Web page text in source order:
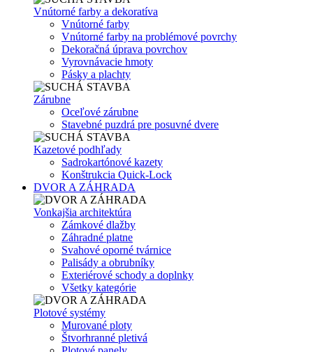
Vnútorné farby a dekoratíva
Vnútorné farby
Vnútorné farby na problémové povrchy
Dekoračná úprava povrchov
Vyrovnávacie hmoty
Pásky a plachty
Zárubne
Oceľové zárubne
Stavebné puzdrá pre posuvné dvere
Kazetové podhľady
Sadrokartónové kazety
Konštrukcia Quick-Lock
DVOR A ZÁHRADA
Vonkajšia architektúra
Zámkové dlažby
Záhradné platne
Svahové oporné tvárnice
Palisády a obrubníky
Exteriérové schody a doplnky
Všetky kategórie
Plotové systémy
Murované ploty
Štvorhranné pletivá